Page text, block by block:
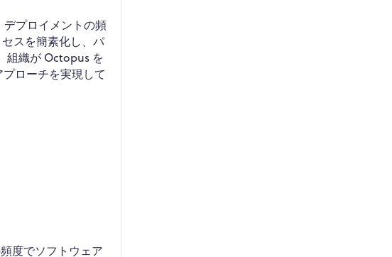
プロイメントの頻
スを簡素化し、パ
組織が Octopus を
ローチを実現して
度でソフトウェア